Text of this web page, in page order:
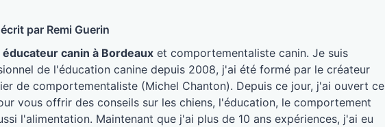
par Remi Guerin
éducateur canin à Bordeaux et comportementaliste canin. Je suis
de l'éducation canine depuis 2008, j'ai été formé par le créateur
de comportementaliste (Michel Chanton). Depuis ce jour, j'ai ouvert ce
vous offrir des conseils sur les chiens, l'éducation, le comportement
l'alimentation. Maintenant que j'ai plus de 10 ans expériences, j'ai eu